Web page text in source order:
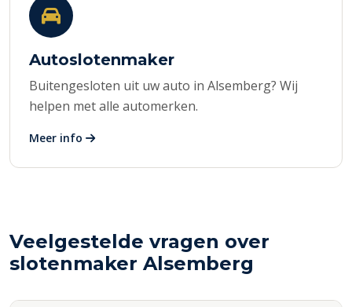
Autoslotenmaker
Buitengesloten uit uw auto in Alsemberg? Wij
helpen met alle automerken.
Meer info
Veelgestelde vragen over
slotenmaker Alsemberg